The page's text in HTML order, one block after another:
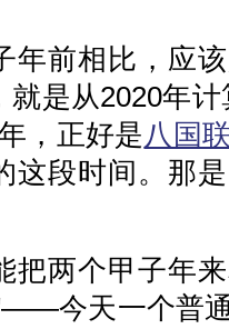
年前相比，应
就是从2020年
，正好是 八国
这段时间。那
把两个甲子年
今天一个普